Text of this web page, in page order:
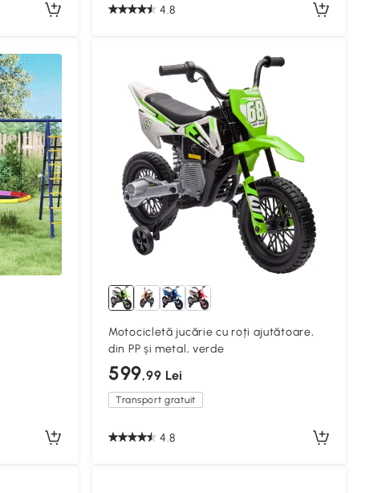
4.8
Motocicletă jucărie cu roți ajutătoare,
din PP și metal, verde
599,99 Lei
Transport gratuit
4.8